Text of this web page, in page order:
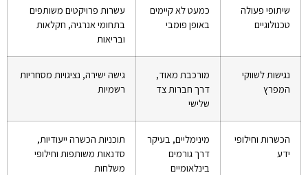
שיתופי פעולה
טכנולוגיים
כמעט לא קיימים
באופן פומבי
עשרות פרויקטים משותפים
בתחומי אנרגיה, חקלאות
ובריאות
נגישות לשווקי
המפרץ
מורכבת מאוד,
דרך חברות צד
שלישי
גישה ישירה, נציגויות מסחריות
רשמיות
הכשרות וחילופי
ידע
מינימליים, בעיקר
דרך גורמים
בינלאומיים
תוכניות הכשרה ייעודיות,
סדנאות משותפות וחילופי
משלחות